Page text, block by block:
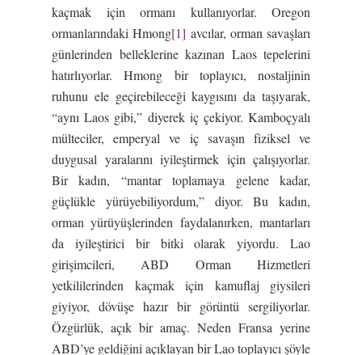
kaçmak için ormanı kullanıyorlar. Oregon
ormanlarındaki Hmong[1] avcılar, orman savaşları
günlerinden belleklerine kazınan Laos tepelerini
hatırlıyorlar. Hmong bir toplayıcı, nostaljinin
ruhunu ele geçirebileceği kaygısını da taşıyarak,
“aynı Laos gibi,” diyerek iç çekiyor. Kamboçyalı
mülteciler, emperyal ve iç savaşın fiziksel ve
duygusal yaralarını iyileştirmek için çalışıyorlar.
Bir kadın, “mantar toplamaya gelene kadar,
güçlükle yürüyebiliyordum,” diyor. Bu kadın,
orman yürüyüşlerinden faydalanırken, mantarları
da iyileştirici bir bitki olarak yiyordu. Lao
girişimcileri, ABD Orman Hizmetleri
yetkililerinden kaçmak için kamuflaj giysileri
giyiyor, dövüşe hazır bir görüntü sergiliyorlar.
Özgürlük, açık bir amaç. Neden Fransa yerine
ABD’ye geldiğini açıklayan bir Lao toplayıcı şöyle